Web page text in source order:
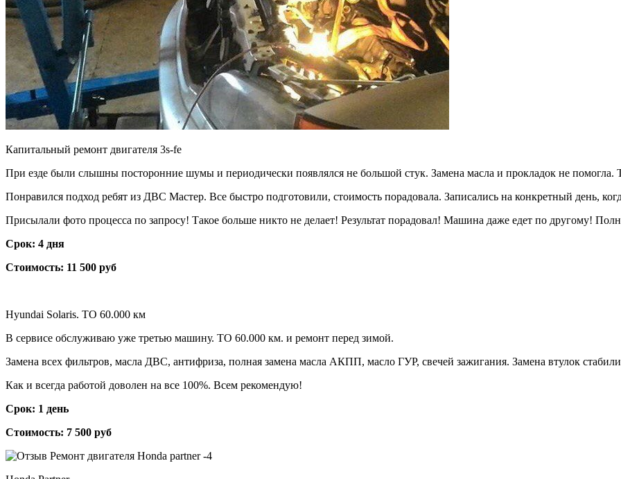
Капитальный ремонт двигателя 3s-fe
При езде были слышны посторонние шумы и периодически появлялся не большой стук. Замена масла и прокладок не помогла.
Понравился подход ребят из ДВС Мастер. Все быстро подготовили, стоимость порадовала. Записались на конкретный день,
Присылали фото процесса по запросу! Такое больше никто не делает! Результат порадовал! Машина даже едет по другому!
Срок: 4 дня
Стоимость: 11 500 руб
Hyundai Solaris. ТО 60.000 км
В сервисе обслуживаю уже третью машину. ТО 60.000 км. и ремонт перед зимой.
Замена всех фильтров, масла ДВС, антифриза, полная замена масла АКПП, масло ГУР, свечей зажигания. Замена втулок
Как и всегда работой доволен на все 100%. Всем рекомендую!
Срок: 1 день
Стоимость: 7 500 руб